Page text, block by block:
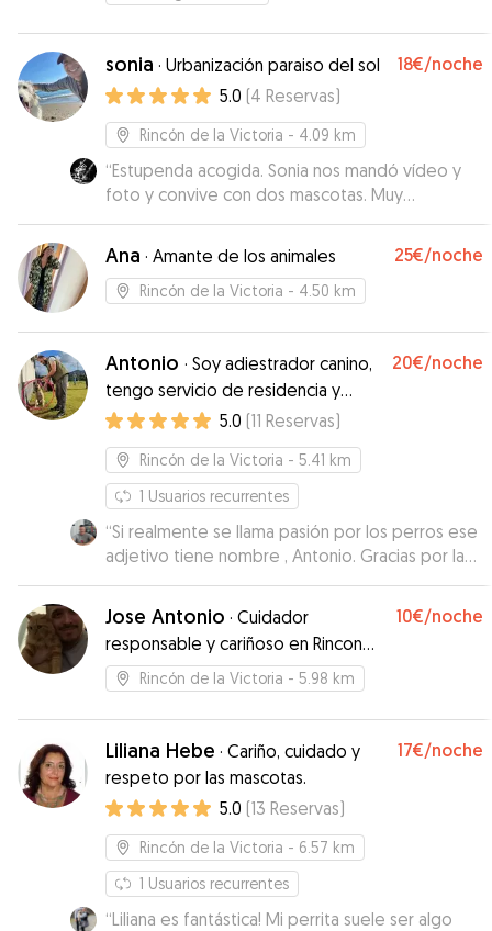
sonia · Urbanización paraiso del sol 18€/noche
5.0 (4 Reservas)
Rincón de la Victoria - 4.09 km
“Estupenda acogida. Sonia nos mandó vídeo y
foto y convive con dos mascotas. Muy
agradecidos.”
Ana · Amante de los animales 25€/noche
Rincón de la Victoria - 4.50 km
Antonio · Soy adiestrador canino,
tengo servicio de residencia y
paseos
20€/noche
5.0 (11 Reservas)
Rincón de la Victoria - 5.41 km
1 Usuarios recurrentes
“Si realmente se llama pasión por los perros ese
adjetivo tiene nombre , Antonio. Gracias por la
atención y cariño con el que has cuidado a Sara”
Jose Antonio · Cuidador
responsable y cariñoso en Rincon
de la Victoria
10€/noche
Rincón de la Victoria - 5.98 km
Liliana Hebe · Cariño, cuidado y
respeto por las mascotas.
17€/noche
5.0 (13 Reservas)
Rincón de la Victoria - 6.57 km
1 Usuarios recurrentes
“Liliana es fantástica! Mi perrita suele ser algo